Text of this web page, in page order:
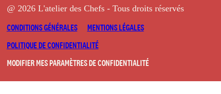
@ 2026 L'atelier des Chefs - Tous droits réservés
CONDITIONS GÉNÉRALES
MENTIONS LÉGALES
POLITIQUE DE CONFIDENTIALITÉ
MODIFIER MES PARAMÈTRES DE CONFIDENTIALITÉ